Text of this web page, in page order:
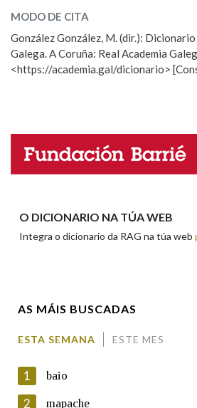
Nas definicións
Nos exemplos
Marcas gramaticais
LIMPAR
ESCOLLE UNHA OPCIÓN:
Observación Hai un erro na
Propoño mellorar a definición
Nome
MODO DE CITA
González González, M. (dir.): Dicionario
Galega. A Coruña: Real Academia
<https://academia.gal/dicionario>
O DICIONARIO NA TÚA WEB
Integra o dicionario da RAG na túa web
AS MÁIS BUSCADAS
ESTA SEMANA ESTE MES
1 baio
2 mapache